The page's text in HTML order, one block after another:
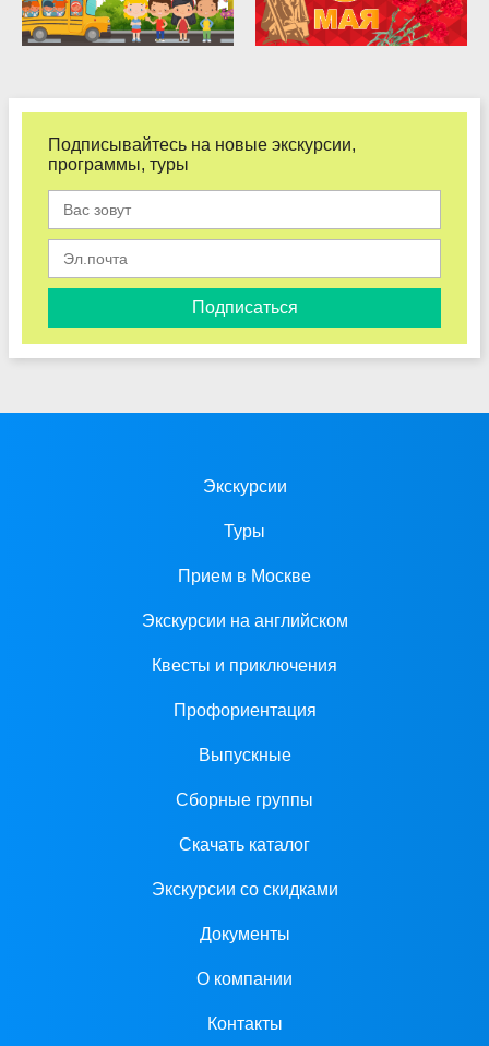
Подписывайтесь на новые экскурсии,
программы, туры
Подписаться
Экскурсии
Туры
Прием в Москве
Экскурсии на английском
Квесты и приключения
Профориентация
Выпускные
Сборные группы
Скачать каталог
Экскурсии со скидками
Документы
О компании
Контакты